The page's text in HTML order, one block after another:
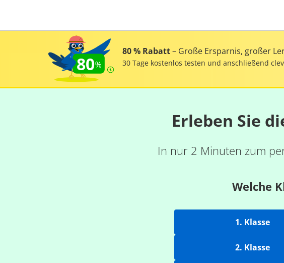
80
80 % Rabatt– Große Ersparnis, großer
30 Tage kostenlos testen und anschließend
Erleben Sie
In nur 2 Minuten zum
Welche
1. Klasse
2. Klasse